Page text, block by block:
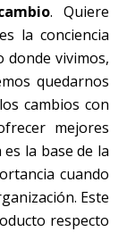
. Quiere
la conciencia
donde vivimos,
quedarnos
cambios con
mejores
la base de la
cuando
Este
respecto